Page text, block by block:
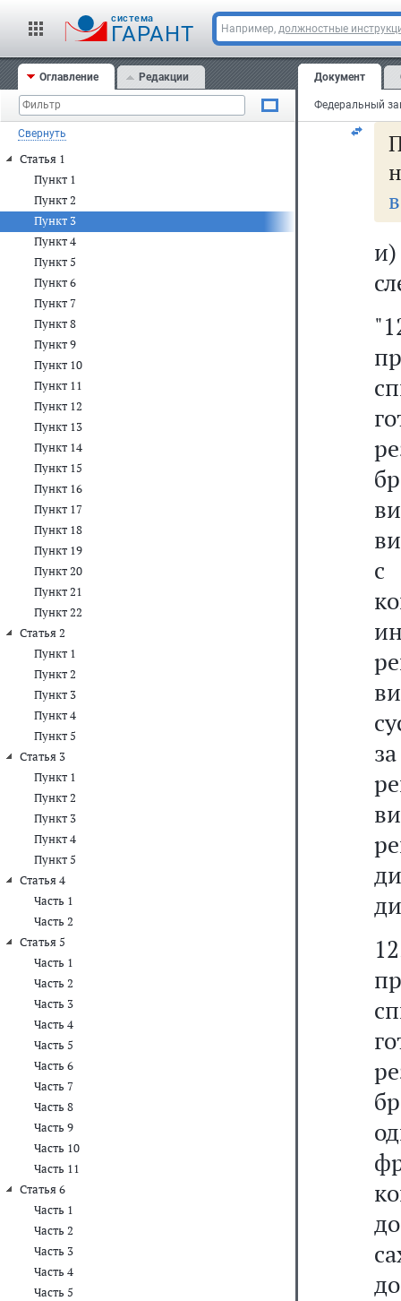
cистема
ГАРАНТ Например, должностные
Оглавление Редакции
Свернуть
Статья 1
Пункт 1
Пункт 2
Пункт 3
Пункт 4
Пункт 5
Пункт 6
Пункт 7
Пункт 8
Пункт 9
Пункт 10
Пункт 11
Пункт 12
Пункт 13
Пункт 14
Пункт 15
Пункт 16
Пункт 17
Пункт 18
Пункт 19
Пункт 20
Пункт 21
Пункт 22
Статья 2
Пункт 1
Пункт 2
Пункт 3
Пункт 4
Пункт 5
Статья 3
Пункт 1
Пункт 2
Пункт 3
Пункт 4
Пункт 5
Статья 4
Часть 1
Часть 2
Статья 5
Часть 1
Часть 2
Часть 3
Часть 4
Часть 5
Часть 6
Часть 7
Часть 8
Часть 9
Часть 10
Часть 11
Статья 6
Часть 1
Часть 2
Часть 3
Часть 4
Часть 5
Документ
с